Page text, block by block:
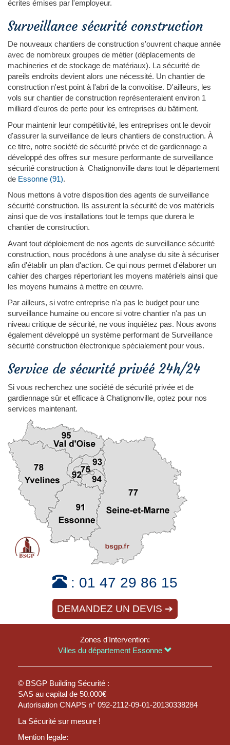
écrites émises par l'employeur.
Surveillance sécurité construction
De nouveaux chantiers de construction s'ouvrent chaque année
avec de nombreux groupes de métier (déplacements de
machineries et de stockage de matériaux). La sécurité de
pareils endroits devient alors une nécessité. Un chantier de
construction n'est point à l'abri de la convoitise. D'ailleurs, les
vols sur chantier de construction représenteraient environ 1
milliard d'euros de perte pour les entreprises du bâtiment.
Pour maintenir leur compétitivité, les entreprises ont le devoir
d'assurer la surveillance de leurs chantiers de construction. À
ce titre, notre société de sécurité privée et de gardiennage a
développé des offres sur mesure performante de surveillance
sécurité construction à Chatignonville dans tout le département
de Essonne (91).
Nous mettons à votre disposition des agents de surveillance
sécurité construction. Ils assurent la sécurité de vos matériels
ainsi que de vos installations tout le temps que durera le
chantier de construction.
Avant tout déploiement de nos agents de surveillance sécurité
construction, nous procédons à une analyse du site à sécuriser
afin d'établir un plan d'action. Ce qui nous permet d'élaborer un
cahier des charges répertoriant les moyens matériels ainsi que
les moyens humains à mettre en œuvre.
Par ailleurs, si votre entreprise n'a pas le budget pour une
surveillance humaine ou encore si votre chantier n'a pas un
niveau critique de sécurité, ne vous inquiétez pas. Nous avons
également développé un système performant de Surveillance
sécurité construction électronique spécialement pour vous.
Service de sécurité privéé 24h/24
Si vous recherchez une société de sécurité privée et de
gardiennage sûr et efficace à Chatignonville, optez pour nos
services maintenant.
: 01 47 29 86 15
DEMANDEZ UN DEVIS ➔
Zones d'Intervention:
Villes du département Essonne
© BSGP Building Sécurité :
SAS au capital de 50.000€
Autorisation CNAPS n° 092-2112-09-01-20130338284
La Sécurité sur mesure !
Mention legale: